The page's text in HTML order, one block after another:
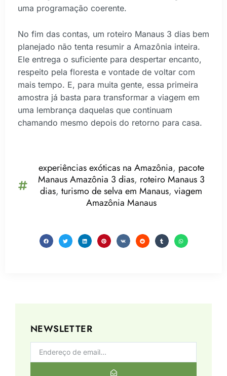
uma programação coerente.
No fim das contas, um roteiro Manaus 3 dias bem
planejado não tenta resumir a Amazônia inteira.
Ele entrega o suficiente para despertar encanto,
respeito pela floresta e vontade de voltar com
mais tempo. E, para muita gente, essa primeira
amostra já basta para transformar a viagem em
uma lembrança daquelas que continuam
chamando mesmo depois do retorno para casa.
experiências exóticas na Amazônia, pacote
Manaus Amazônia 3 dias, roteiro Manaus 3
dias, turismo de selva em Manaus, viagem
Amazônia Manaus
NEWSLETTER